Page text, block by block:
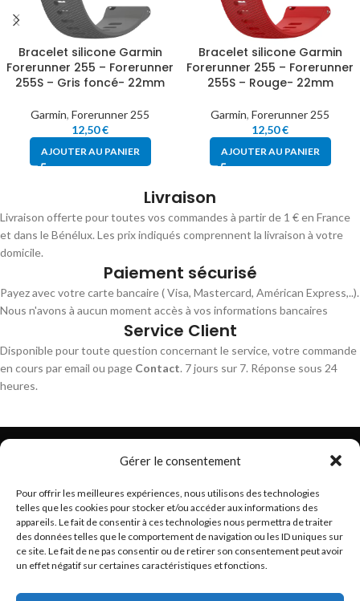
Gérer le consentement
Pour offrir les meilleures expériences, nous utilisons des technologies
telles que les cookies pour stocker et/ou accéder aux informations des
appareils. Le fait de consentir à ces technologies nous permettra de traiter
des données telles que le comportement de navigation ou les ID uniques sur
ce site. Le fait de ne pas consentir ou de retirer son consentement peut avoir
un effet négatif sur certaines caractéristiques et fonctions.
Bracelet silicone Garmin
Forerunner 255 – Forerunner
255S – Gris foncé- 22mm
Garmin, Forerunner 255
12,50€
AJOUTER AU PANIER
Bracelet silicone Garmin
Forerunner 255 – Forerunner
255S – Rouge- 22mm
Garmin, Forerunner 255
12,50€
AJOUTER AU PANIER
Livraison
Livraison offerte pour toutes vos commandes à partir de 1 € en France
et dans le Bénélux. Les prix indiqués comprennent la livraison à votre
domicile.
Paiement sécurisé
Payez avec votre carte bancaire ( Visa, Mastercard, Américan Express,..).
Nous n'avons à aucun moment accès à vos informations bancaires
Service Client
Disponible pour toute question concernant le service, votre commande
en cours par email ou page Contact. 7 jours sur 7. Réponse sous 24
heures.
Trouvez les meilleurs bracelets de montres connectés
hello@braceletsmartwatch.com
BRACELETS DE MONTRES CONNECTÉES EN EUROPE